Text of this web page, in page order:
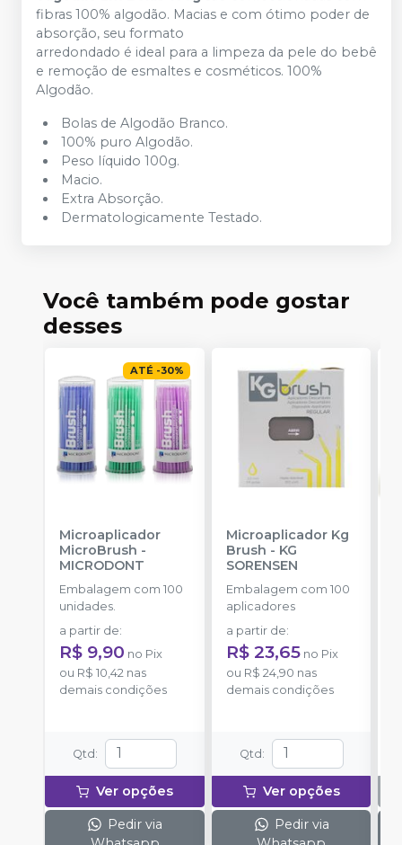
fibras 100% algodão. Macias e com ótimo poder de
absorção, seu formato
arredondado é ideal para a limpeza da pele do bebê
e remoção de esmaltes e cosméticos. 100%
Algodão.
Bolas de Algodão Branco.
100% puro Algodão.
Peso líquido 100g.
Macio.
Extra Absorção.
Dermatologicamente Testado.
Você também pode gostar
desses
ATÉ -30%
Microaplicador
MicroBrush -
MICRODONT
Embalagem com 100
unidades.
a partir de:
R$ 9,90 no Pix
ou R$ 10,42 nas
demais condições
Qtd :
Ver opções
Pedir via
Microaplicador Kg
Brush - KG
SORENSEN
Embalagem com 100
aplicadores
a partir de:
R$ 23,65 no Pix
ou R$ 24,90 nas
demais condições
Qtd :
Ver opções
Pedir via